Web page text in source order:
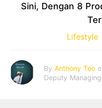
Sini, Dengan 8
Lifestyle
By Anthony Teo
Deputy